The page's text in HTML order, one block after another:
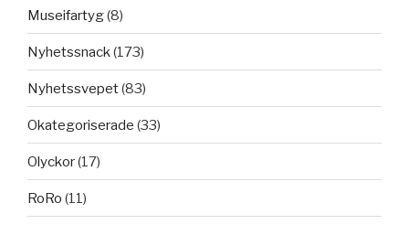
Museifartyg(8)
Nyhetssnack (173)
Nyhetssvepet(83)
Okategoriserade (33)
Olyckor(17)
RoRo (11)